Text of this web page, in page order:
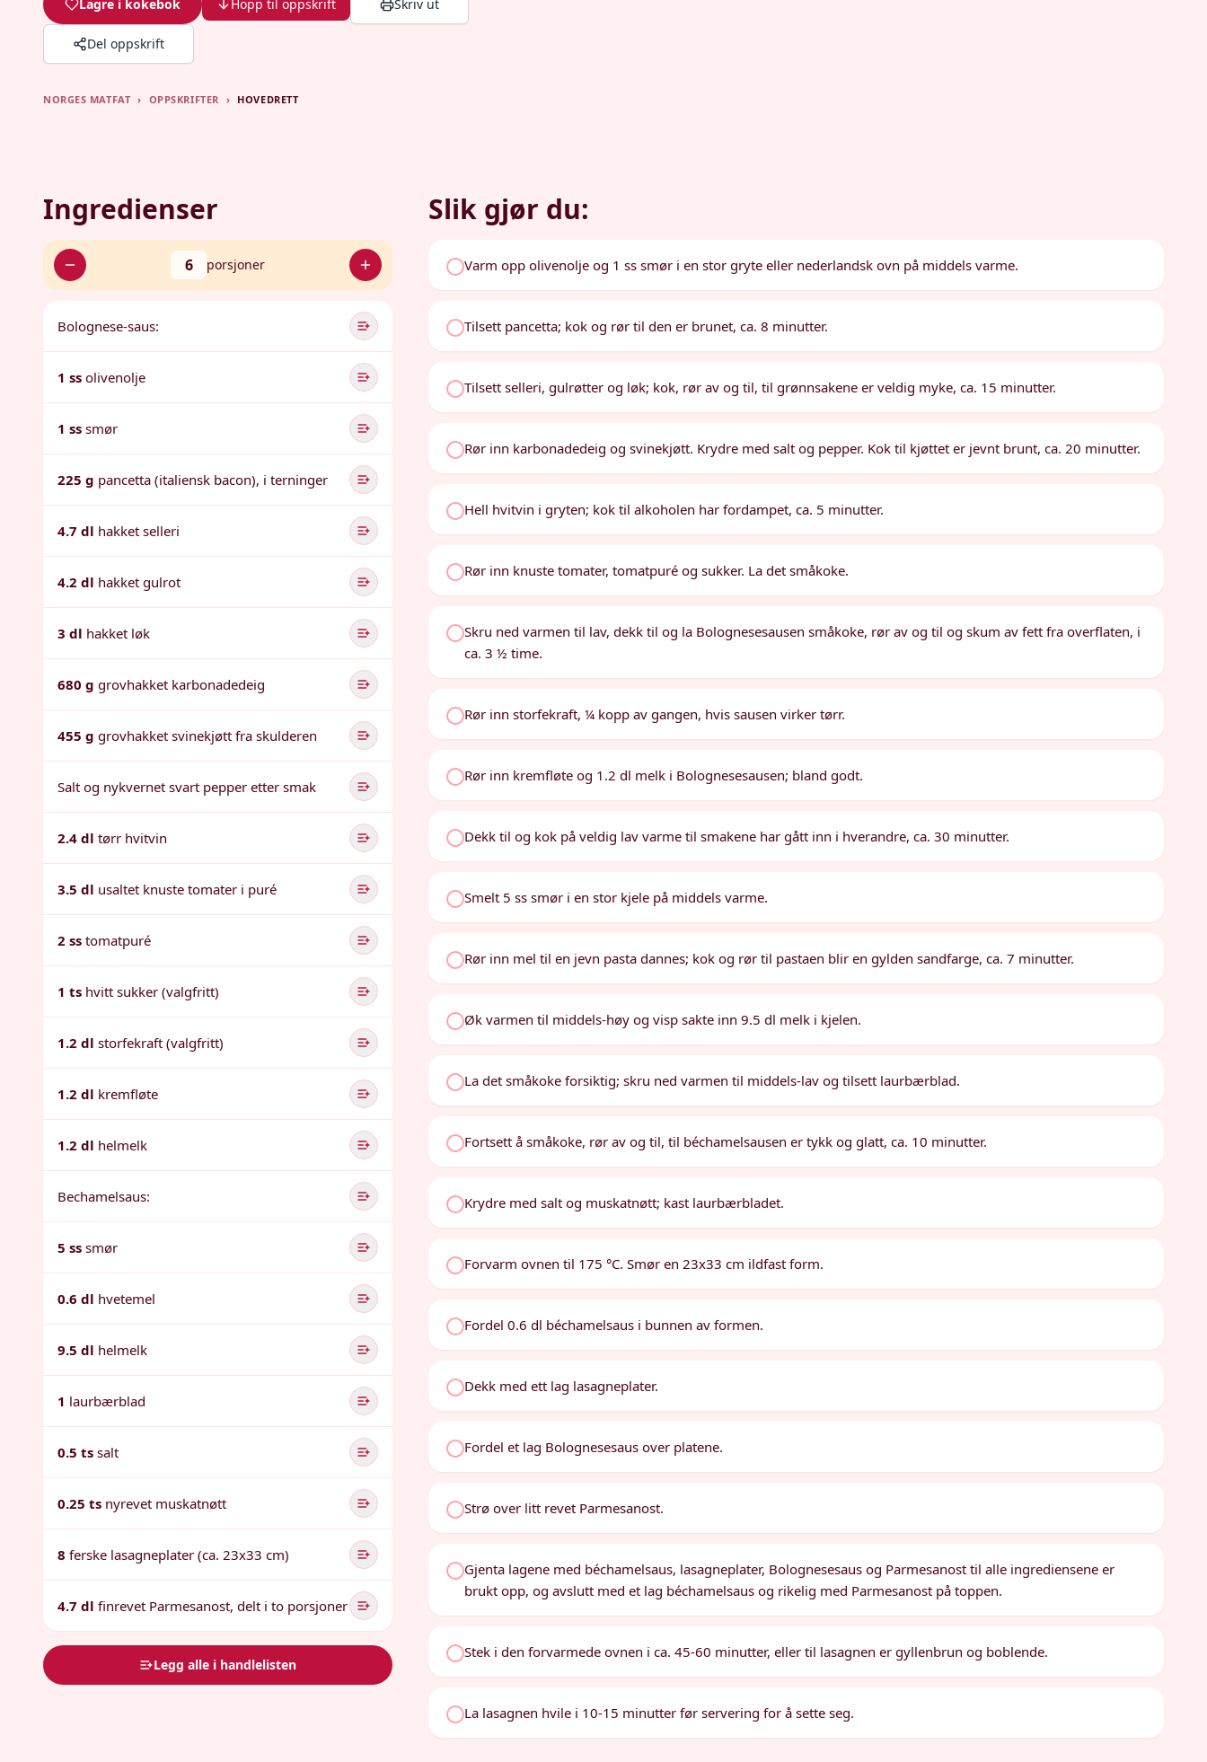
Lagre i kokebok Hopp til oppskrift Skriv ut
Del oppskrift
NORGES MATFAT › OPPSKRIFTER › HOVEDRETT
Ingredienser
6 porsjoner
Bolognese-saus:
1 ss olivenolje
1 ss smør
225 g pancetta (italiensk bacon), i terninger
4.7 dl hakket selleri
4.2 dl hakket gulrot
3 dl hakket løk
680 g grovhakket karbonadedeig
455 g grovhakket svinekjøtt fra skulderen
Salt og nykvernet svart pepper etter smak
2.4 dl tørr hvitvin
3.5 dl usaltet knuste tomater i puré
2 ss tomatpuré
1 ts hvitt sukker (valgfritt)
1.2 dl storfekraft (valgfritt)
1.2 dl kremfløte
1.2 dl helmelk
Bechamelsaus:
5 ss smør
0.6 dl hvetemel
9.5 dl helmelk
1 laurbærblad
0.5 ts salt
0.25 ts nyrevet muskatnøtt
8 ferske lasagneplater (ca. 23x33 cm)
4.7 dl finrevet Parmesanost, delt i to porsjoner
Legg alle i handlelisten
Slik gjør du:
Varm opp olivenolje og 1 ss smør i en stor gryte eller nederlandsk ovn på middels varme.
Tilsett pancetta; kok og rør til den er brunet, ca. 8 minutter.
Tilsett selleri, gulrøtter og løk; kok, rør av og til, til grønnsakene er veldig myke, ca. 15 minutter.
Rør inn karbonadedeig og svinekjøtt. Krydre med salt og pepper. Kok til kjøttet er jevnt brunt, ca. 20 minutter.
Hell hvitvin i gryten; kok til alkoholen har fordampet, ca. 5 minutter.
Rør inn knuste tomater, tomatpuré og sukker. La det småkoke.
Skru ned varmen til lav, dekk til og la Bolognesesausen småkoke, rør av og til og skum av fett fra overflaten, i
ca. 3 ½ time.
Rør inn storfekraft, ¼ kopp av gangen, hvis sausen virker tørr.
Rør inn kremfløte og 1.2 dl melk i Bolognesesausen; bland godt.
Dekk til og kok på veldig lav varme til smakene har gått inn i hverandre, ca. 30 minutter.
Smelt 5 ss smør i en stor kjele på middels varme.
Rør inn mel til en jevn pasta dannes; kok og rør til pastaen blir en gylden sandfarge, ca. 7 minutter.
Øk varmen til middels-høy og visp sakte inn 9.5 dl melk i kjelen.
La det småkoke forsiktig; skru ned varmen til middels-lav og tilsett laurbærblad.
Fortsett å småkoke, rør av og til, til béchamelsausen er tykk og glatt, ca. 10 minutter.
Krydre med salt og muskatnøtt; kast laurbærbladet.
Forvarm ovnen til 175 °C. Smør en 23x33 cm ildfast form.
Fordel 0.6 dl béchamelsaus i bunnen av formen.
Dekk med ett lag lasagneplater.
Fordel et lag Bolognesesaus over platene.
Strø over litt revet Parmesanost.
Gjenta lagene med béchamelsaus, lasagneplater, Bolognesesaus og Parmesanost til alle ingrediensene er
brukt opp, og avslutt med et lag béchamelsaus og rikelig med Parmesanost på toppen.
Stek i den forvarmede ovnen i ca. 45-60 minutter, eller til lasagnen er gyllenbrun og boblende.
La lasagnen hvile i 10-15 minutter før servering for å sette seg.